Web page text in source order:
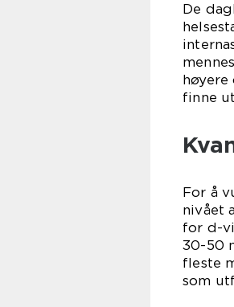
De
høyere
finne
For å
nivået
for d-
30-50
fleste
som